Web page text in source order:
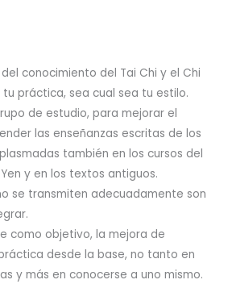
conocimiento del Tai Chi y el Chi
práctica, sea cual sea tu estilo.
de estudio, para mejorar el
las enseñanzas escritas de los
también en los cursos del
y en los textos antiguos.
se transmiten adecuadamente son
como objetivo, la mejora de
desde la base, no tanto en
y más en conocerse a uno mismo.